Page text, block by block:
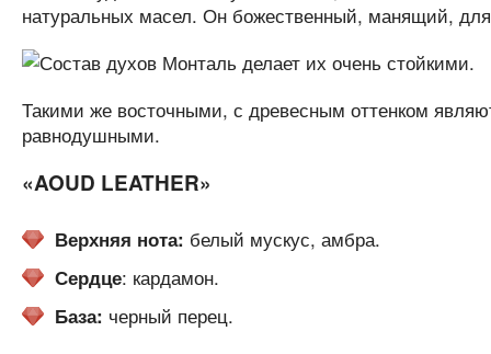
натуральных масел. Он божественный, манящий,
Такими же восточными, с древесным оттенком
равнодушными.
«AOUD LEATHER»
Верхняя нота: белый мускус, амбра.
Сердце: кардамон.
База: черный перец.